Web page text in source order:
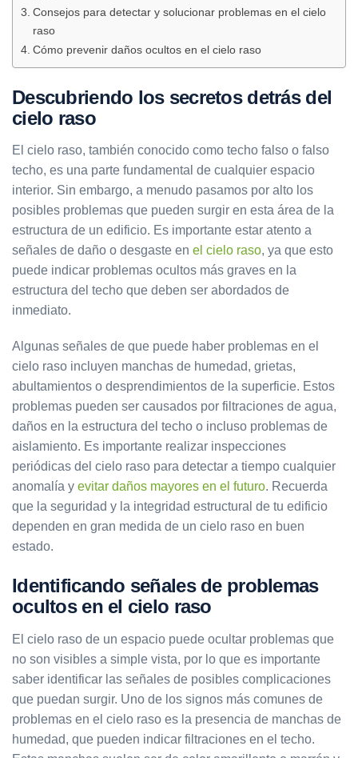
Consejos para detectar y solucionar problemas en el cielo
raso
Cómo prevenir daños ocultos en el cielo raso
Descubriendo los secretos detrás del
cielo raso
El cielo raso, también conocido como techo falso o falso
techo, es una parte fundamental de cualquier espacio
interior. Sin embargo, a menudo pasamos por alto los
posibles problemas que pueden surgir en esta área de la
estructura de un edificio. Es importante estar atento a
señales de daño o desgaste en el cielo raso, ya que esto
puede indicar problemas ocultos más graves en la
estructura del techo que deben ser abordados de
inmediato.
Algunas señales de que puede haber problemas en el
cielo raso incluyen manchas de humedad, grietas,
abultamientos o desprendimientos de la superficie. Estos
problemas pueden ser causados por filtraciones de agua,
daños en la estructura del techo o incluso problemas de
aislamiento. Es importante realizar inspecciones
periódicas del cielo raso para detectar a tiempo cualquier
anomalía y evitar daños mayores en el futuro. Recuerda
que la seguridad y la integridad estructural de tu edificio
dependen en gran medida de un cielo raso en buen
estado.
Identificando señales de problemas
ocultos en el cielo raso
El cielo raso de un espacio puede ocultar problemas que
no son visibles a simple vista, por lo que es importante
saber identificar las señales de posibles complicaciones
que puedan surgir. Uno de los signos más comunes de
problemas en el cielo raso es la presencia de manchas de
humedad, que pueden indicar filtraciones en el techo.